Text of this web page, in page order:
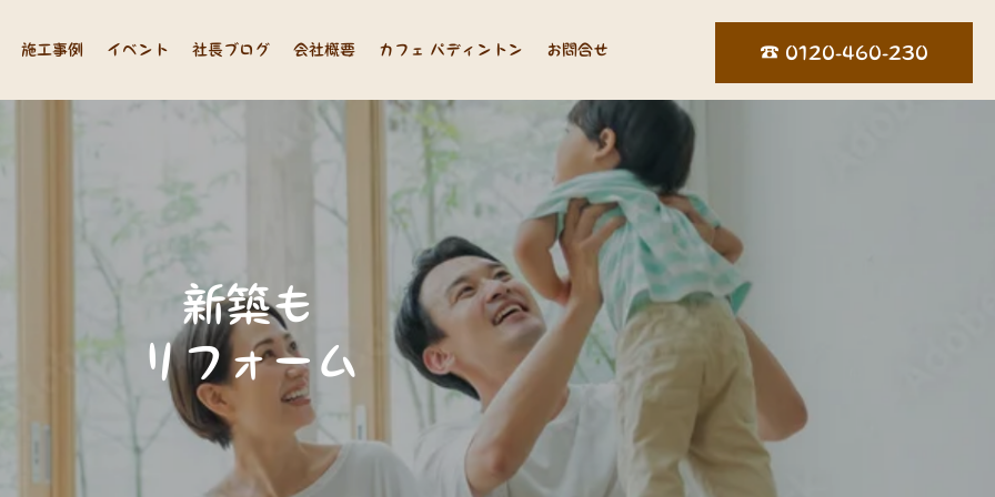
☎︎ 0120-460-230
施工事例 イベント 社長ブログ 会社概要 カフェ パディントン お問合せ
新築も
リ
フォ ーム も 。